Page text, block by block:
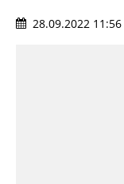
28.09.2022 11:56